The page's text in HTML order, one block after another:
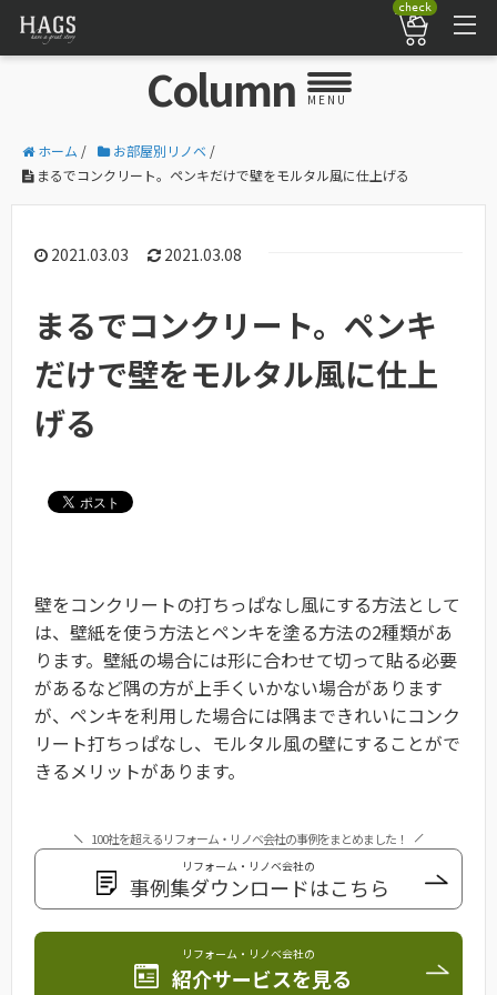
check
Column MENU
ホーム / お部屋別リノベ /
まるでコンクリート。ペンキだけで壁をモルタル風に仕上げる
2021.03.03 2021.03.08
まるでコンクリート。ペンキ
だけで壁をモルタル風に仕上
げる
壁をコンクリートの打ちっぱなし風にする方法として
は、壁紙を使う方法とペンキを塗る方法の2種類があ
ります。壁紙の場合には形に合わせて切って貼る必要
があるなど隅の方が上手くいかない場合があります
が、ペンキを利用した場合には隅まできれいにコンク
リート打ちっぱなし、モルタル風の壁にすることがで
きるメリットがあります。
100社を超えるリフォーム・リノベ会社の事例をまとめました！
リフォーム・リノベ会社の
事例集ダウンロードはこちら
リフォーム・リノベ会社の
紹介サービスを見る